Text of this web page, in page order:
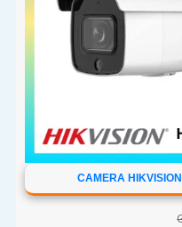
CAMERA